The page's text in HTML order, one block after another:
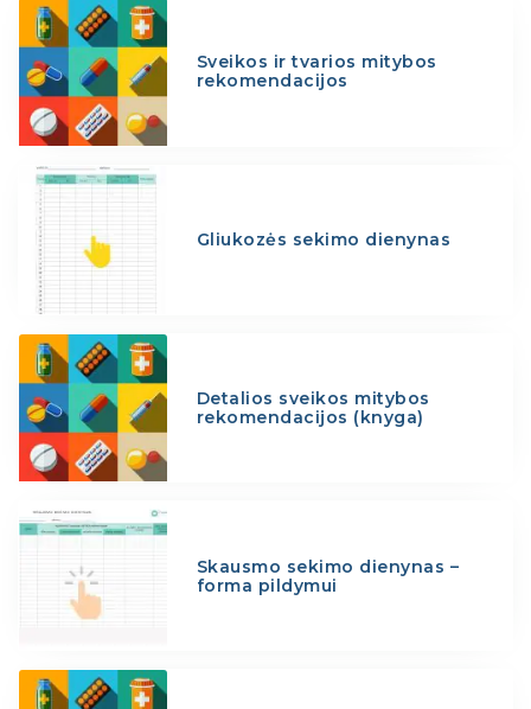
Sveikos ir tvarios mitybos
rekomendacijos
Gliukozės sekimo dienynas
Detalios sveikos mitybos
rekomendacijos (knyga)
Skausmo sekimo dienynas –
forma pildymui